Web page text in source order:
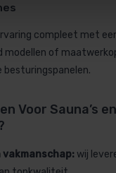
compleet met
modellen of
besturingspanelen.
Voor Sauna’s en
vakmanschap: wij